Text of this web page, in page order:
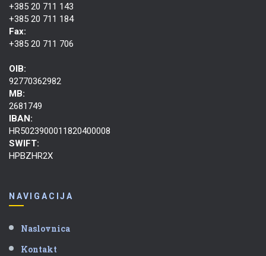
+385 20 711 143
+385 20 711 184
Fax:
+385 20 711 706
OIB:
92770362982
MB:
2681749
IBAN:
HR5023900011820400008
SWIFT:
HPBZHR2X
NAVIGACIJA
Naslovnica
Kontakt